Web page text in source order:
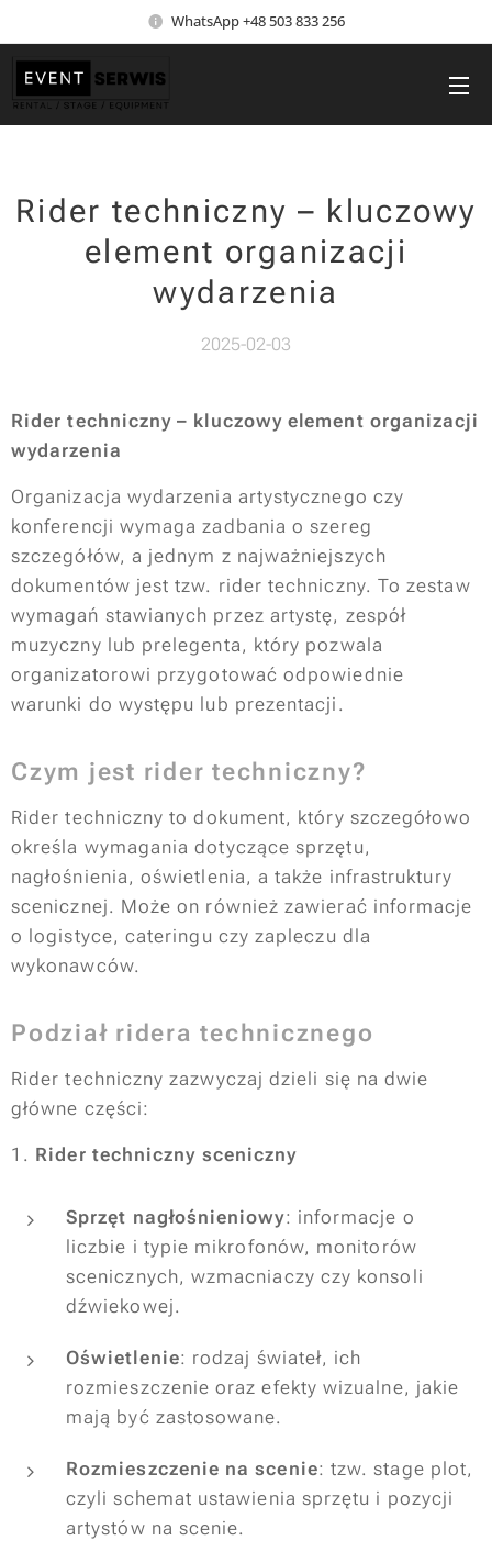
WhatsApp +48 503 833 256
Rider techniczny – kluczowy
element organizacji
wydarzenia
2025-02-03
Rider techniczny – kluczowy element organizacji
wydarzenia
Organizacja wydarzenia artystycznego czy
konferencji wymaga zadbania o szereg
szczegółów, a jednym z najważniejszych
dokumentów jest tzw. rider techniczny. To zestaw
wymagań stawianych przez artystę, zespół
muzyczny lub prelegenta, który pozwala
organizatorowi przygotować odpowiednie
warunki do występu lub prezentacji.
Czym jest rider techniczny?
Rider techniczny to dokument, który szczegółowo
określa wymagania dotyczące sprzętu,
nagłośnienia, oświetlenia, a także infrastruktury
scenicznej. Może on również zawierać informacje
o logistyce, cateringu czy zapleczu dla
wykonawców.
Podział ridera technicznego
Rider techniczny zazwyczaj dzieli się na dwie
główne części:
1. Rider techniczny sceniczny
Sprzęt nagłośnieniowy: informacje o
liczbie i typie mikrofonów, monitorów
scenicznych, wzmacniaczy czy konsoli
dźwiekowej.
Oświetlenie: rodzaj świateł, ich
rozmieszczenie oraz efekty wizualne, jakie
mają być zastosowane.
Rozmieszczenie na scenie: tzw. stage plot,
czyli schemat ustawienia sprzętu i pozycji
artystów na scenie.